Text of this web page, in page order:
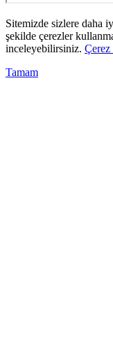
Sitemizde sizlere daha
şekilde çerezler
inceleyebilirsiniz. Çerez
Tamam